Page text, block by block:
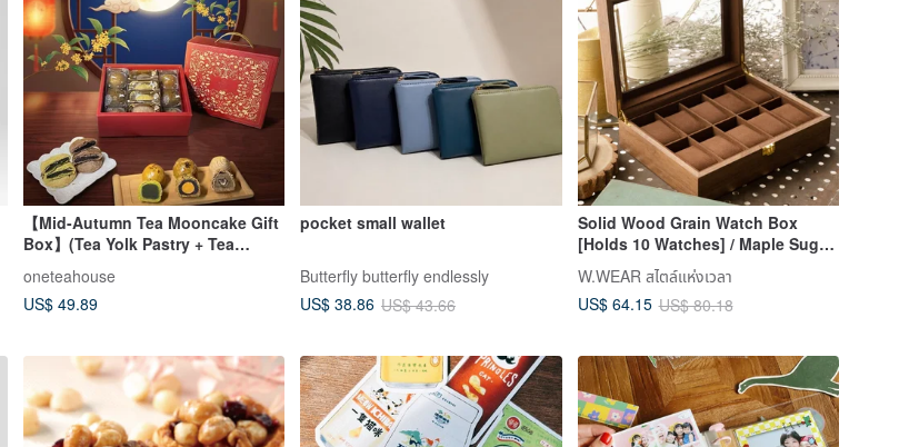
【Mid-Autumn Tea Mooncake Gift
Box】(Tea Yolk Pastry + Tea
Piece Handheld Gift Box
oneteahouse
US$ 49.89
pocket small wallet
Butterfly butterfly endlessly
US$ 38.86 US$ 43.66
Solid Wood Grain Watch Box
[Holds 10 Watches] / Maple Sugar
Brown Solid Wood Jewelry Box
W.WEAR สไตล์แห่งเวลา
US$ 64.15 US$ 80.18